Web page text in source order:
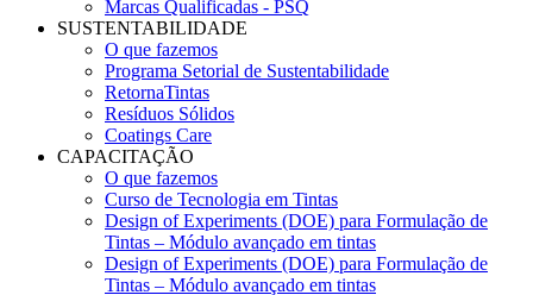
Marcas Qualificadas - PSQ
SUSTENTABILIDADE
O que fazemos
Programa Setorial de Sustentabilidade
RetornaTintas
Resíduos Sólidos
Coatings Care
CAPACITAÇÃO
O que fazemos
Curso de Tecnologia em Tintas
Design of Experiments (DOE) para Formulação de
Tintas – Módulo avançado em tintas
Design of Experiments (DOE) para Formulação de
Tintas – Módulo avançado em tintas